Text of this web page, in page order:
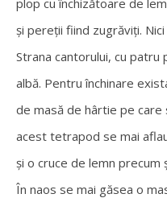
și pereții fiind zugrăviți.
Strana cantorului, cu patru
albă. Pentru închinare
de masă de hârtie pe care
acest tetrapod se mai
și o cruce de lemn precum
În naos se mai găsea o